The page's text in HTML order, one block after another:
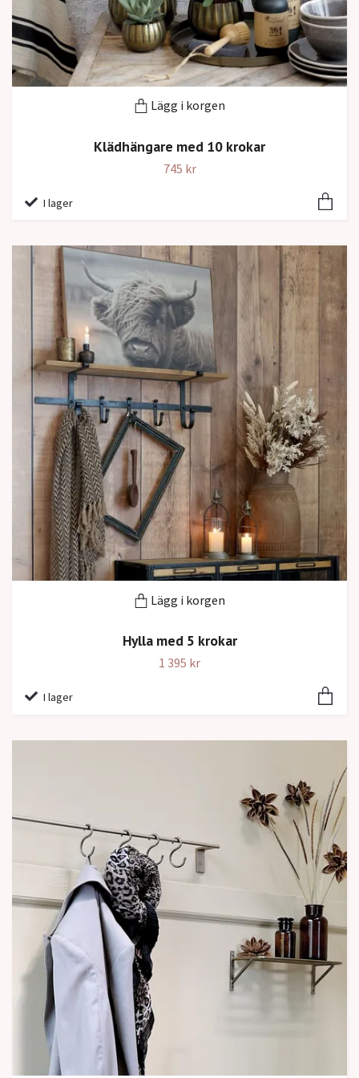
Lägg i korgen
Klädhängare med 10 krokar
745 kr
I lager
Lägg i korgen
Hylla med 5 krokar
1 395 kr
I lager